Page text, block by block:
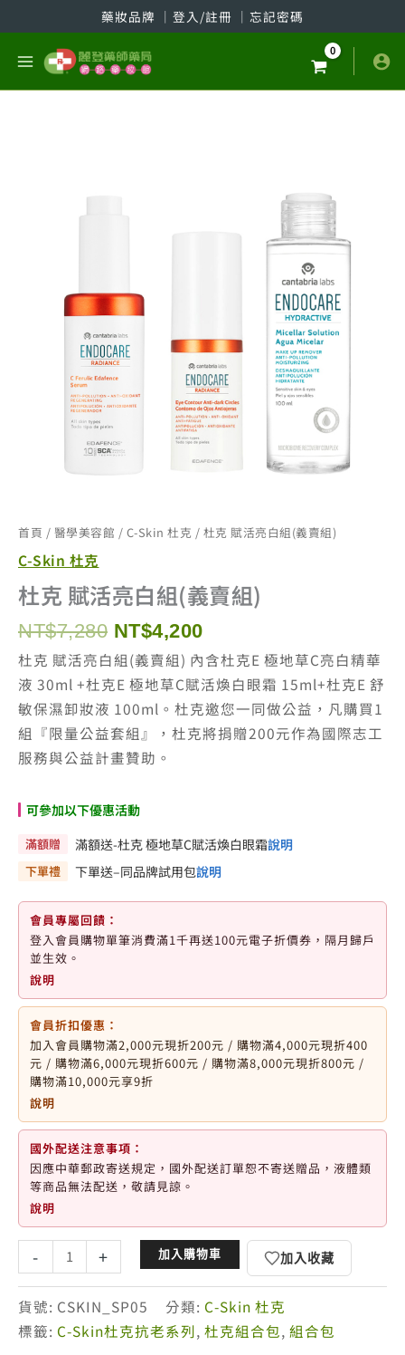
至
藥妝品牌 │ 登入/註冊 │ 忘記密碼
首頁 / 醫學美容館 / C-Skin 杜克 / 杜克 賦活亮白組(義賣組)
C-Skin 杜克
杜克 賦活亮白組(義賣組)
NT$7,280 原
始
價
格：
NT$7,280。
NT$4,200目
前
價
格：
NT$4,200。
杜克 賦活亮白組(義賣組) 內含杜克E 極地草C亮白精華
液 30ml +杜克E 極地草C賦活煥白眼霜 15ml+杜克E 舒
敏保濕卸妝液 100ml。杜克邀您一同做公益，凡購買1
組『限量公益套組』，杜克將捐贈200元作為國際志工
服務與公益計畫贊助。
可參加以下優惠活動
滿額贈 滿額送-杜克 極地草C賦活煥白眼霜說明
下單禮 下單送–同品牌試用包說明
會員專屬回饋：
登入會員購物單筆消費滿1千再送100元電子折價券，隔月歸戶
並生效。
說明
會員折扣優惠：
加入會員購物滿2,000元現折200元 / 購物滿4,000元現折400
元 / 購物滿6,000元現折600元 / 購物滿8,000元現折800元 /
購物滿10,000元享9折
說明
國外配送注意事項：
因應中華郵政寄送規定，國外配送訂單恕不寄送贈品，液體類
等商品無法配送，敬請見諒。
說明
-
克
賦
活
亮
+ 加入購物車 加入收藏
貨號: CSKIN_SP05 分類: C-Skin 杜克
標籤: C-Skin杜克抗老系列, 杜克組合包, 組合包